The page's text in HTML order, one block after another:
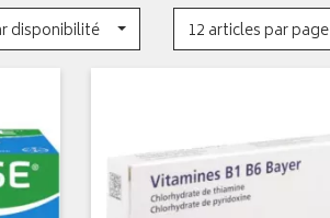
disponibilité
12 articles par page